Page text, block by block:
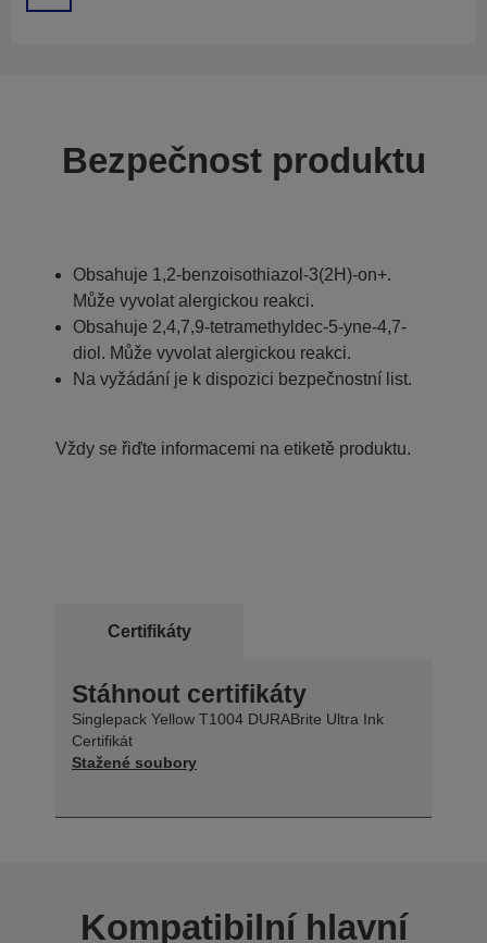
Bezpečnost produktu
Obsahuje 1,2-benzoisothiazol-3(2H)-on+.
Může vyvolat alergickou reakci.
Obsahuje 2,4,7,9-tetramethyldec-5-yne-4,7-
diol. Může vyvolat alergickou reakci.
Na vyžádání je k dispozici bezpečnostní list.
Vždy se řiďte informacemi na etiketě produktu.
Certifikáty
Stáhnout certifikáty
Singlepack Yellow T1004 DURABrite Ultra Ink
Certifikát
Stažené soubory
Kompatibilní hlavní